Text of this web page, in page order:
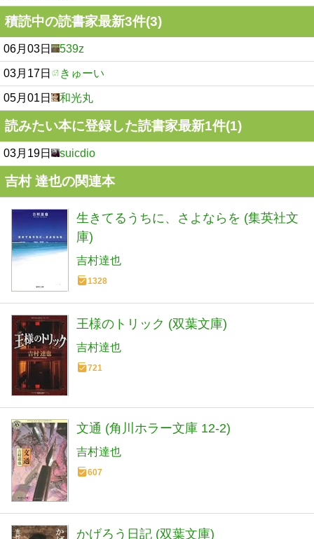
積読中の読書家最新3件(3)
06月03日 539z
03月17日 きゅーい
05月01日 和光丸
読みたい本に登録した読書家最新1件(1)
03月19日 suicdio
吉村 達也の関連本
生きてるうちに、さよならを (集英社文
庫)
吉村達也
1328
王様のトリック (双葉文庫)
吉村達也
721
文通 (角川ホラー文庫 12-2)
吉村達也
607
かげろう日記 (双葉文庫)